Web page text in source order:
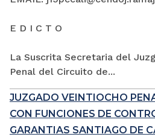
E D I C T O
La Suscrita Secretaria del
Penal del Circuito de...
JUZGADO VEINTIOCHO
CON FUNCIONES DE
GARANTIAS SANTIAGO DE